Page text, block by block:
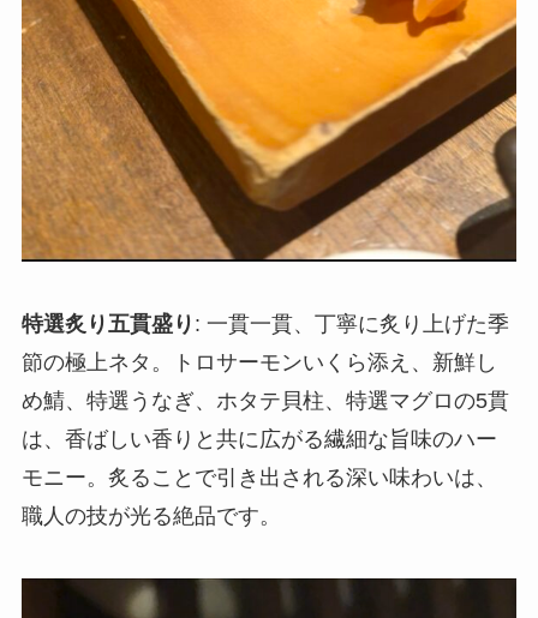
特選炙り五貫盛り : 一貫一貫、丁寧に炙り上げた季
節の極上ネタ。トロサーモンいくら添え、新鮮し
め鯖、特選うなぎ、ホタテ貝柱、特選マグロの5貫
は、香ばしい香りと共に広がる繊細な旨味のハー
モニー。炙ることで引き出される深い味わいは、
職人の技が光る絶品です。